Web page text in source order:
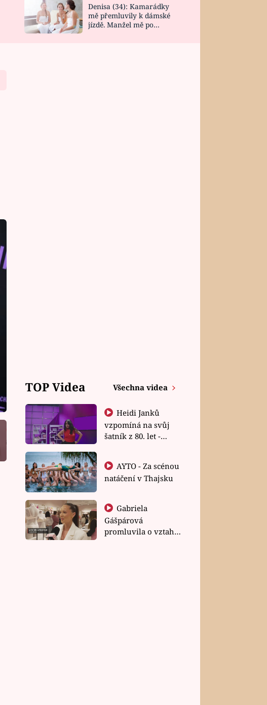
DESIGN
Denisa (34): Kamarádky
mě přemluvily k dámské
jízdě. Manžel mě po
TOP Videa Všechna videa
Heidi Janků
vzpomíná na svůj
šatník z 80. let -
natáčení v Thajsku
Gabriela
Gášpárová
promluvila o vztahu